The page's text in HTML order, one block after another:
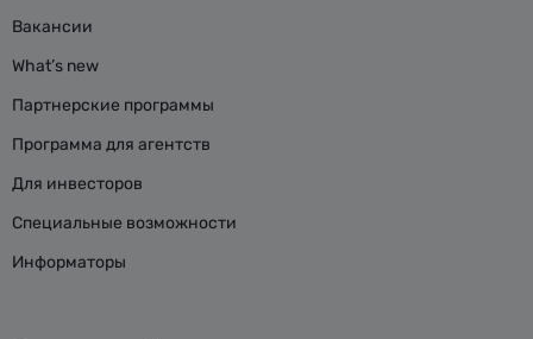
Вакансии
What’s new
Партнерские программы
Программа для агентств
Для инвесторов
Специальные возможности
Информаторы